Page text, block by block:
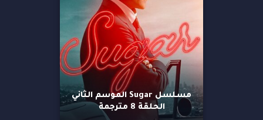
مسلسل Sugar الموسم الثاني
الحلقة 8 مترجمة